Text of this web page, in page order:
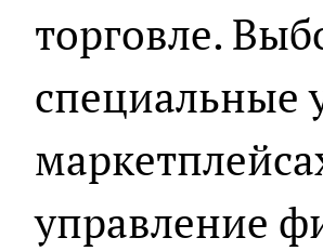
торговле.
специальные
управление